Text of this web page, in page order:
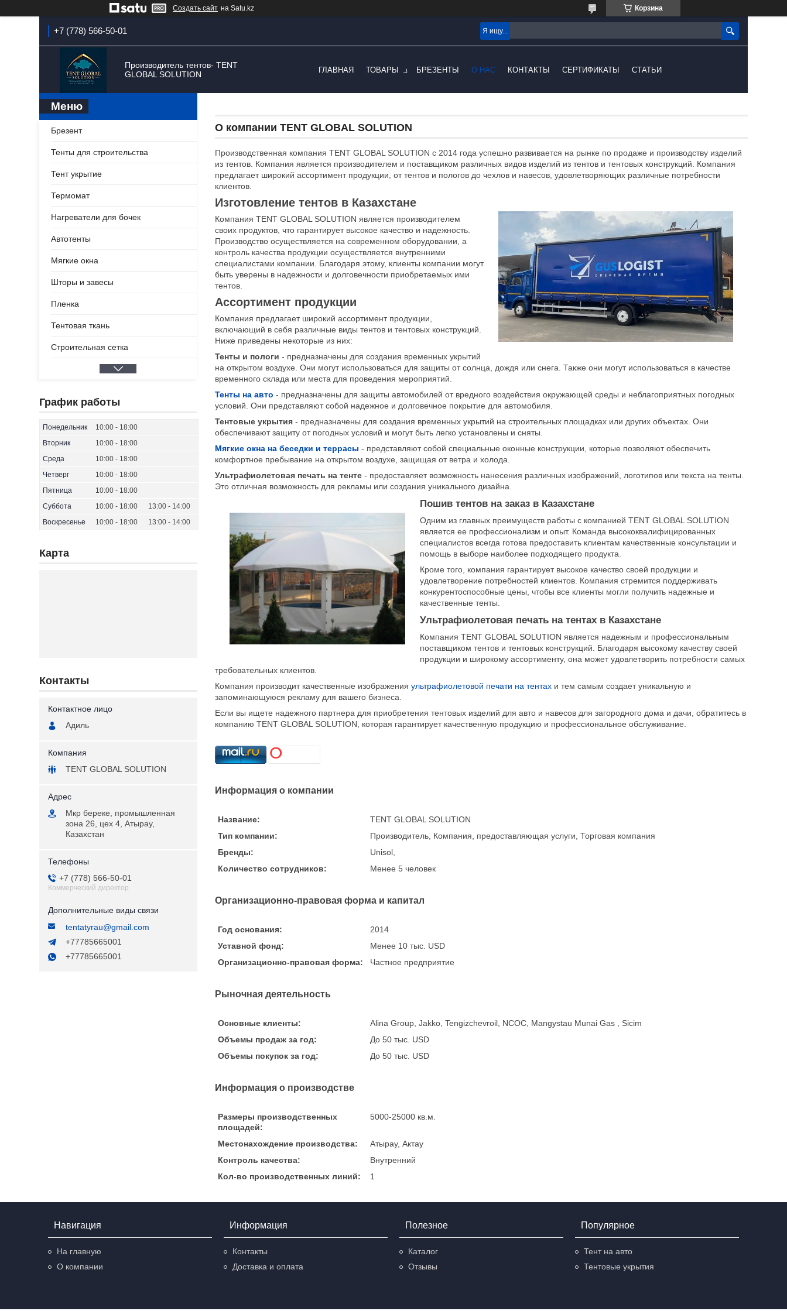
Создать сайт на Satu.kz Корзина
+7 (778) 566-50-01
Производитель тентов- TENT
GLOBAL SOLUTION
ГЛАВНАЯ ТОВАРЫ БРЕЗЕНТЫ О НАС КОНТАКТЫ СЕРТИФИКАТЫ СТАТЬИ
О компании TENT GLOBAL SOLUTION
Производственная компания TENT GLOBAL SOLUTION с 2014 года успешно развивается на рынке по продаже и производству изделий
из тентов. Компания является производителем и поставщиком различных видов изделий из тентов и тентовых конструкций. Компания
предлагает широкий ассортимент продукции, от тентов и пологов до чехлов и навесов, удовлетворяющих различные потребности
клиентов.
Изготовление тентов в Казахстане
Компания TENT GLOBAL SOLUTION является производителем
своих продуктов, что гарантирует высокое качество и надежность.
Производство осуществляется на современном оборудовании, а
контроль качества продукции осуществляется внутренними
специалистами компании. Благодаря этому, клиенты компании могут
быть уверены в надежности и долговечности приобретаемых ими
тентов.
Ассортимент продукции
Компания предлагает широкий ассортимент продукции,
включающий в себя различные виды тентов и тентовых конструкций.
Ниже приведены некоторые из них:
Тенты и пологи - предназначены для создания временных укрытий
на открытом воздухе. Они могут использоваться для защиты от солнца, дождя или снега. Также они могут использоваться в качестве
временного склада или места для проведения мероприятий.
Тенты на авто - предназначены для защиты автомобилей от вредного воздействия окружающей среды и неблагоприятных погодных
условий. Они представляют собой надежное и долговечное покрытие для автомобиля.
Тентовые укрытия - предназначены для создания временных укрытий на строительных площадках или других объектах. Они
обеспечивают защиту от погодных условий и могут быть легко установлены и сняты.
Мягкие окна на беседки и террасы - представляют собой специальные оконные конструкции, которые позволяют обеспечить
комфортное пребывание на открытом воздухе, защищая от ветра и холода.
Ультрафиолетовая печать на тенте - предоставляет возможность нанесения различных изображений, логотипов или текста на тенты.
Это отличная возможность для рекламы или создания уникального дизайна.
Пошив тентов на заказ в Казахстане
Одним из главных преимуществ работы с компанией TENT GLOBAL SOLUTION
является ее профессионализм и опыт. Команда высококвалифицированных
специалистов всегда готова предоставить клиентам качественные консультации и
помощь в выборе наиболее подходящего продукта.
Кроме того, компания гарантирует высокое качество своей продукции и
удовлетворение потребностей клиентов. Компания стремится поддерживать
конкурентоспособные цены, чтобы все клиенты могли получить надежные и
качественные тенты.
Ультрафиолетовая печать на тентах в Казахстане
Компания TENT GLOBAL SOLUTION является надежным и профессиональным
поставщиком тентов и тентовых конструкций. Благодаря высокому качеству своей
продукции и широкому ассортименту, она может удовлетворить потребности самых
требовательных клиентов.
Компания производит качественные изображения ультрафиолетовой печати на тентах и тем самым создает уникальную и
запоминающуюся рекламу для вашего бизнеса.
Если вы ищете надежного партнера для приобретения тентовых изделий для авто и навесов для загородного дома и дачи, обратитесь в
компанию TENT GLOBAL SOLUTION, которая гарантирует качественную продукцию и профессиональное обслуживание.
Информация о компании
Название:
TENT GLOBAL SOLUTION
Тип компании:
Производитель, Компания, предоставляющая услуги, Торговая компания
Бренды:
Unisol,
Количество сотрудников:
Менее 5 человек
Организационно-правовая форма и капитал
Год основания:
2014
Уставной фонд:
Менее 10 тыс. USD
Организационно-правовая форма:
Частное предприятие
Рыночная деятельность
Основные клиенты:
Alina Group, Jakko, Tengizchevroil, NCOC, Mangystau Munai Gas , Sicim
Объемы продаж за год:
До 50 тыс. USD
Объемы покупок за год:
До 50 тыс. USD
Информация о производстве
Размеры производственных
площадей:
5000-25000 кв.м.
Местонахождение производства:
Атырау, Актау
Контроль качества:
Внутренний
Кол-во производственных линий:
1
Брезент
Тенты для строительства
Тент укрытие
Термомат
Нагреватели для бочек
Автотенты
Мягкие окна
Шторы и завесы
Пленка
Тентовая ткань
Строительная сетка
График работы
Понедельник 10:00
18:00
Вторник
10:00
18:00
Среда
10:00
18:00
Четверг
10:00
18:00
Пятница
10:00
18:00
Суббота
10:00 18:00 13:00
14:00
Воскресенье
10:00 18:00 13:00 14:00
Карта
Контакты
Адиль
TENT GLOBAL SOLUTION
Мкр береке, промышленная
зона 26, цех 4, Атырау,
Казахстан
+7 (778) 566-50-01
Коммерческий директор
tentatyrau@gmail.com
+77785665001
+77785665001
Навигация
На главную
О компании
Информация
Контакты
Доставка и оплата
Полезное
Каталог
Отзывы
Популярное
Тент на авто
Тентовые укрытия